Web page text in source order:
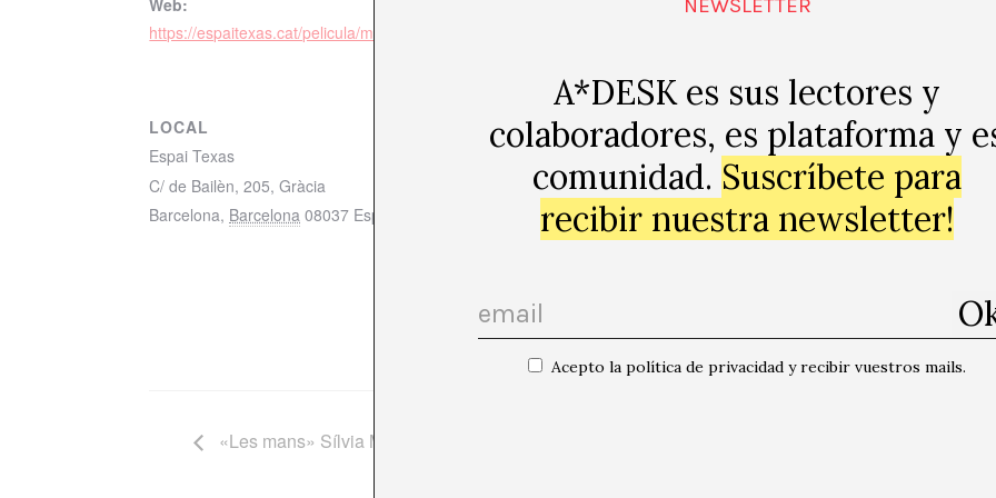
Web:
https://espaitexas.cat/pelicula/mamifera/
LOCAL
Espai Texas
C/ de Bailèn, 205, Gràcia
Barcelona, Barcelona 08037 España
«Les mans» Sílvia Munt, Llàtzer Garcia
NEWSLETTER
A*DESK es sus lectores y
colaboradores, es plataforma y
comunidad. Suscríbete para
recibir nuestra newsletter!
Acepto la política de privacidad y recibir vuestros mails.